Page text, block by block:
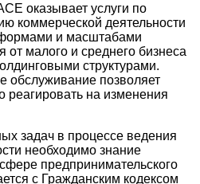
оказывает услуги по
коммерческой деятельности
и масштабами
от малого и среднего бизнеса
структурами.
обслуживание позволяет
на изменения
задач в процессе ведения
необходимо знание
предпринимательского
с Гражданским кодексом